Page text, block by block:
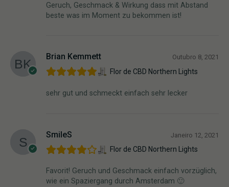
Geruch, Geschmack & Wirkung dass mit Abstand
beste was im Moment zu bekommen ist!
Brian Kemmett Outubro 8, 2021
Flor de CBD Northern Lights
sehr gut und schmeckt einfach sehr lecker
SmileS Janeiro 12, 2021
Flor de CBD Northern Lights
Favorit! Geruch und Geschmack einfach vorzüglich,
wie ein Spaziergang durch Amsterdam 🙂